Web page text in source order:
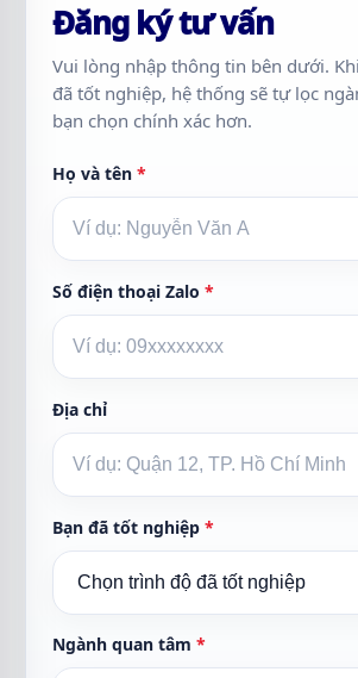
Đăng ký tư vấn
Vui lòng nhập thông tin bên dưới.
đã tốt nghiệp, hệ thống sẽ tự lọc
bạn chọn chính xác hơn.
Họ và tên *
Số điện thoại Zalo *
Địa chỉ
Bạn đã tốt nghiệp *
Ngành quan tâm *